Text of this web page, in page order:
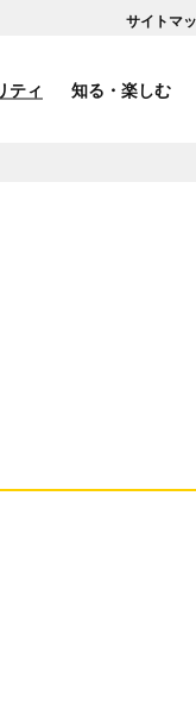
サイトマ
ティ 知る・楽しむ